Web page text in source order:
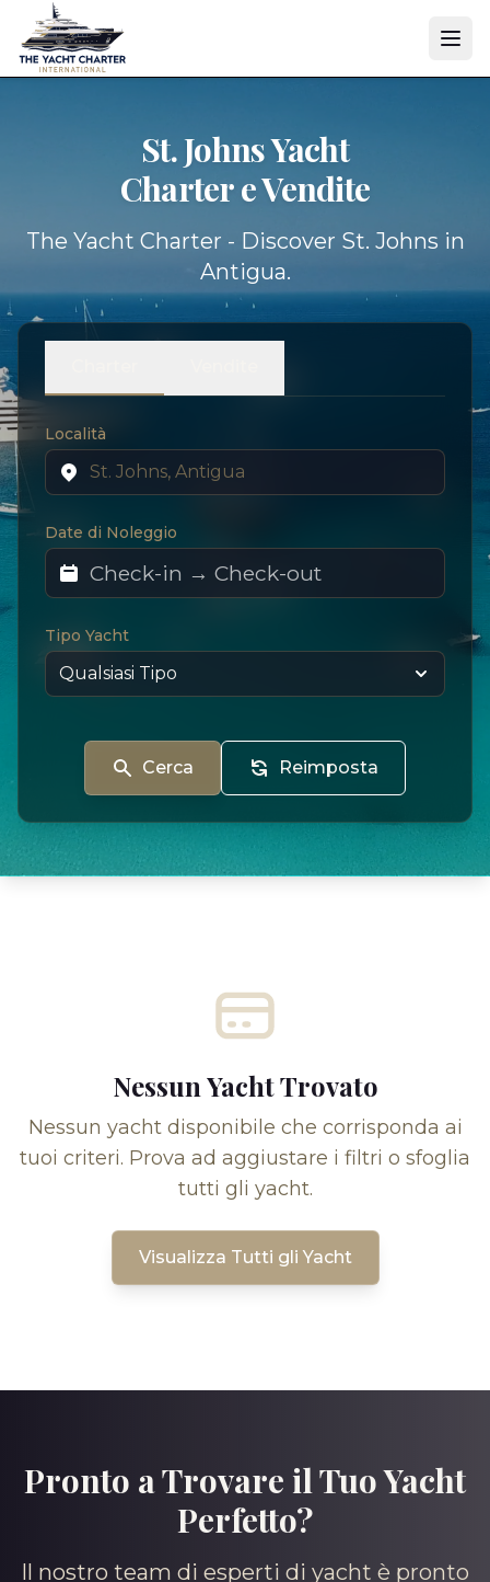
St. Johns Yacht
Charter e Vendite
The Yacht Charter - Discover St. Johns in
Antigua.
Località
Date di Noleggio
Tipo Yacht
Cerca Reimposta
Nessun Yacht Trovato
Nessun yacht disponibile che corrisponda ai
tuoi criteri. Prova ad aggiustare i filtri o sfoglia
tutti gli yacht.
Visualizza Tutti gli Yacht
Pronto a Trovare il Tuo Yacht
Perfetto?
Il nostro team di esperti di yacht è pronto